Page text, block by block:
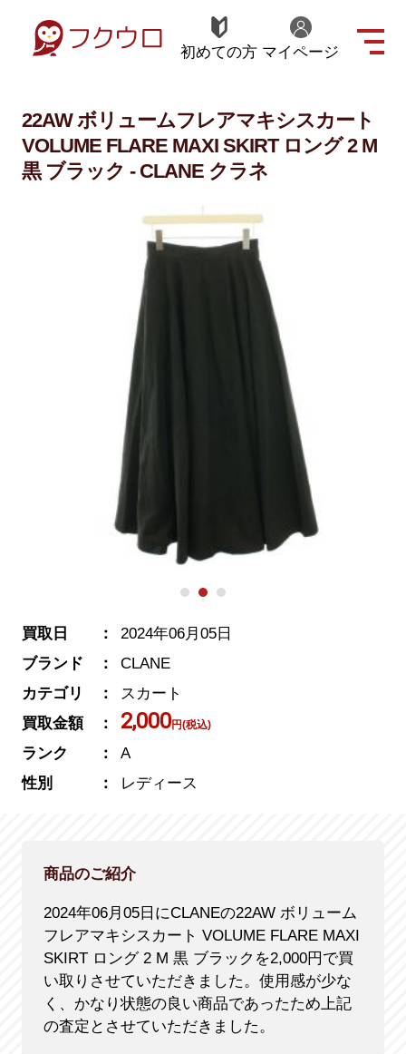
初めての方 マイページ
22AW ボリュームフレアマキシスカート
VOLUME FLARE MAXI SKIRT ロング 2 M
黒 ブラック - CLANE クラネ
買取日
2024年06月05日
ブランド
CLANE
カテゴリ
スカート
買取金額
2,000円(税込)
ランク
A
性別
レディース
商品のご紹介
2024年06月05日にCLANEの22AW ボリューム
フレアマキシスカート VOLUME FLARE MAXI
SKIRT ロング 2 M 黒 ブラックを2,000円で買
い取りさせていただきました。使用感が少な
く、かなり状態の良い商品であったため上記
の査定とさせていただきました。